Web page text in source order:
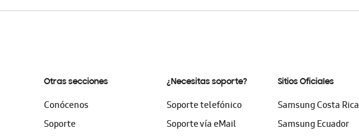
Otras secciones
Conócenos
Soporte
¿Necesitas soporte?
Soporte telefónico
Soporte vía eMail
Sitios Oficiales
Samsung Costa Rica
Samsung Ecuador